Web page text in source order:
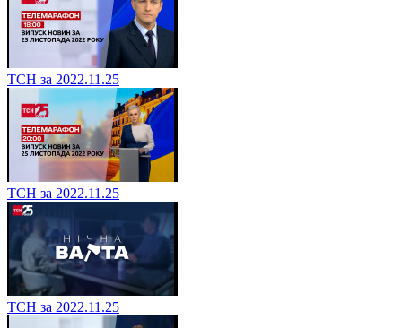
ТСН за 2022.11.25
ТСН за 2022.11.25
ТСН за 2022.11.25